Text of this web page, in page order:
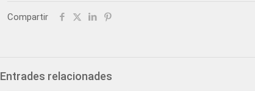
Compartir
Entrades relacionades